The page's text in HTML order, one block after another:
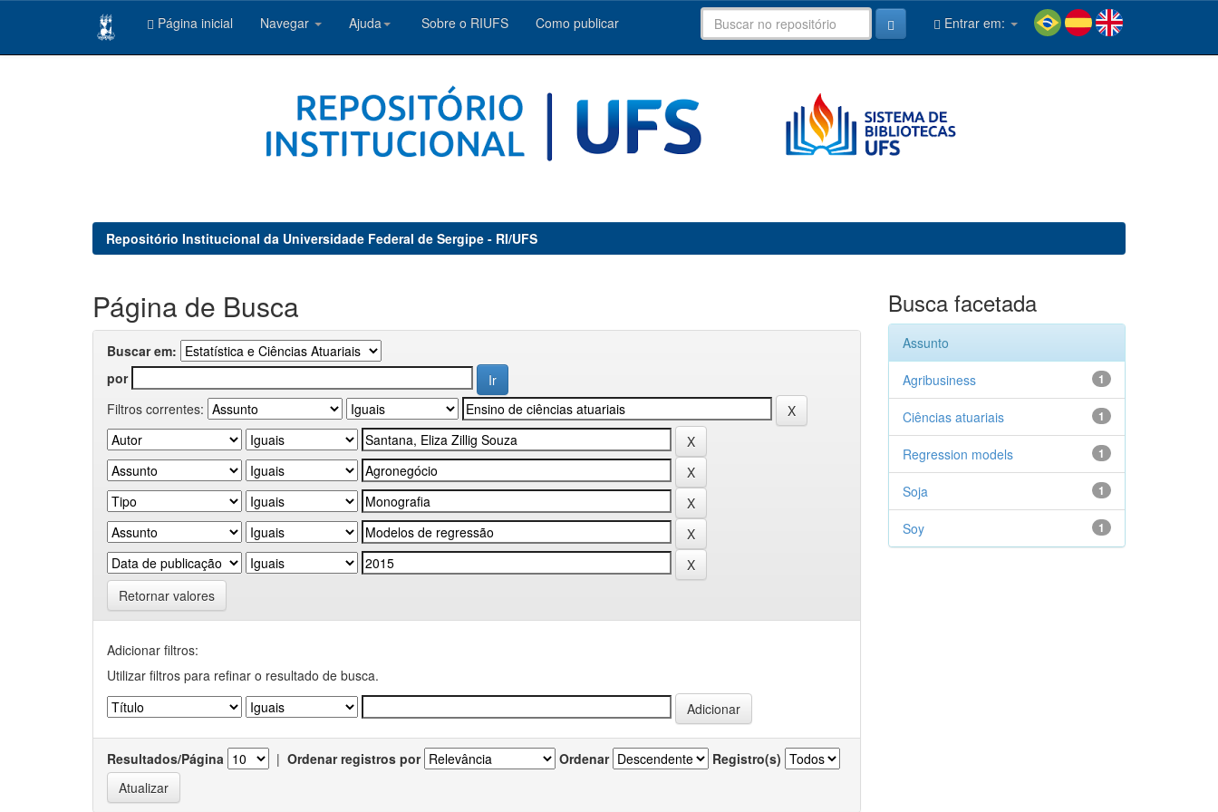
Página inicial Navegar Ajuda Sobre o RIUFS Como publicar Entrar em:
Repositório Institucional da Universidade Federal de Sergipe - RI/UFS
Página de Busca
Buscar em:
por
Filtros correntes:
Retornar valores
Adicionar filtros:
Utilizar filtros para refinar o resultado de busca.
Resultados/Página | Ordenar registros por Ordenar Registro(s)
Busca facetada
Assunto
1
Agribusiness
1
Ciências atuariais
1
Regression models
1
Soja
1
Soy